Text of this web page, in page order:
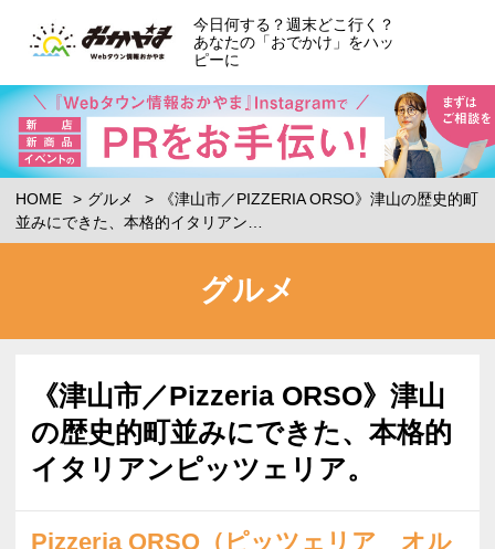
今日何する？週末どこ行く？
あなたの「おでかけ」をハッ
ピーに
HOME グルメ
《津山市／PIZZERIA ORSO》津山の歴史的町
並みにできた、本格的イタリアン…
グルメ
《津山市／Pizzeria ORSO》津山
の歴史的町並みにできた、本格的
イタリアンピッツェリア。
Pizzeria ORSO（ピッツェリア オル